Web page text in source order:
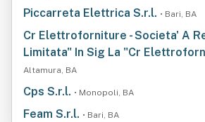
Piccarreta Elettrica S.r.l. • Bari, BA
Cr Elettroforniture - Societa' A
Limitata" In Sig La "Cr
Altamura, BA
Cps S.r.l. • Monopoli, BA
Feam S.r.l. • Bari, BA